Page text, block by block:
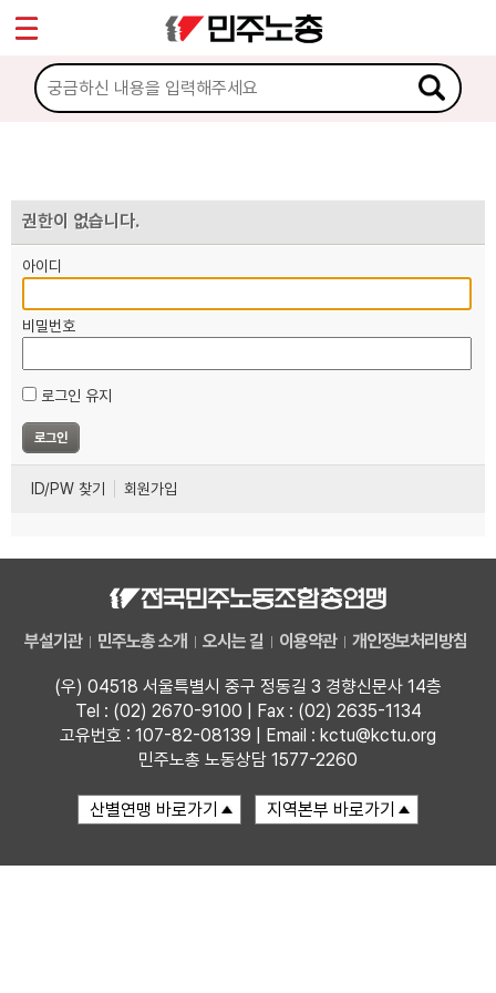
권한이 없습니다.
아이디
비밀번호
로그인 유지
ID/PW 찾기 회원가입
부설기관 민주노총 소개 오시는 길 이용약관 개인정보처리방침
(우) 04518 서울특별시 중구 정동길 3 경향신문사 14층
Tel : (02) 2670-9100 | Fax : (02) 2635-1134
고유번호 : 107-82-08139 | Email : kctu@kctu.org
민주노총 노동상담 1577-2260
마이페이지
소개
노동상담
자료
부설기관
업무